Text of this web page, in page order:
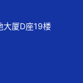
大厦D座19楼